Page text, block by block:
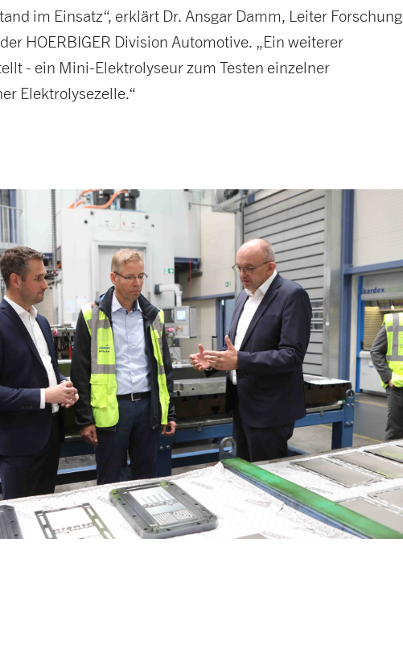
im Einsatz“, erklärt Dr. Ansgar Damm, Leiter Forschung
HOERBIGER Division Automotive. „Ein weiterer
- ein Mini-Elektrolyseur zum Testen einzelner
Elektrolysezelle.“